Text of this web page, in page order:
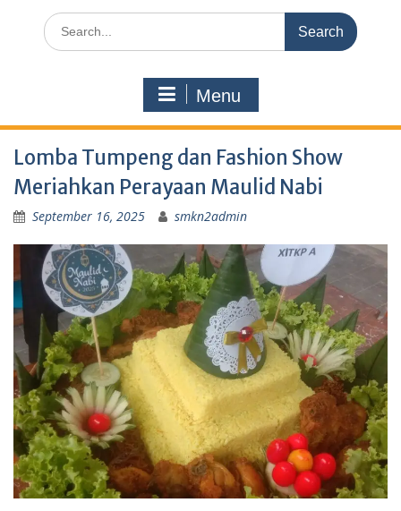
Search
for:
Menu
Lomba Tumpeng dan Fashion Show
Meriahkan Perayaan Maulid Nabi
September 16, 2025 smkn2admin